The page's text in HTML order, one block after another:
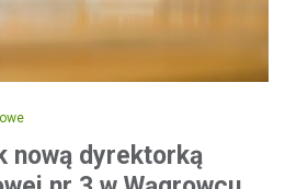
nową dyrektorką